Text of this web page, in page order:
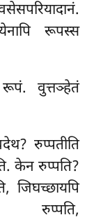
रूपस्स
वुत्तञ्हेतं
रुप्पतीति
केन रुप्पति?
जिघच्छायपि
रुप्पति,